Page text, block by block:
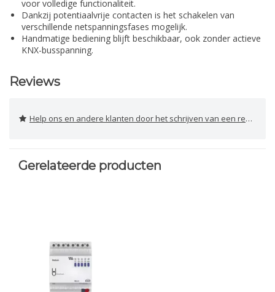
voor volledige functionaliteit.
Dankzij potentiaalvrije contacten is het schakelen van
verschillende netspanningsfases mogelijk.
Handmatige bediening blijft beschikbaar, ook zonder actieve
KNX-busspanning.
Reviews
Help ons en andere klanten door het schrijven van een review
Gerelateerde producten